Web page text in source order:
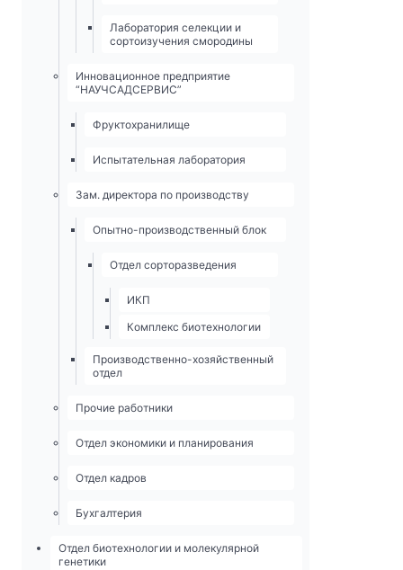
Лаборатория селекции и
сортоизучения смородины
Инновационное предприятие
“НАУЧСАДСЕРВИС”
Фруктохранилище
Испытательная лаборатория
Зам. директора по производству
Опытно-­производственный блок
Отдел сорторазведения
ИКП
Комплекс биотехнологии
Производственно-хозяйственный
отдел
Прочие работники
Отдел экономики и планирования
Отдел кадров
Бухгалтерия
Отдел биотехнологии и молекулярной
генетики